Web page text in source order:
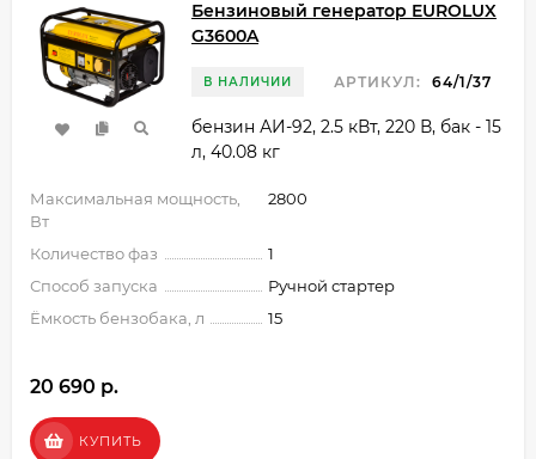
Бензиновый генератор EUROLUX
G3600A
В НАЛИЧИИ АРТИКУЛ: 64/1/37
бензин АИ-92, 2.5 кВт, 220 В, бак - 15
л, 40.08 кг
Максимальная мощность,
Вт
2800
Количество фаз
1
Способ запуска
Ручной стартер
Ёмкость бензобака, л
15
20 690 p.
КУПИТЬ